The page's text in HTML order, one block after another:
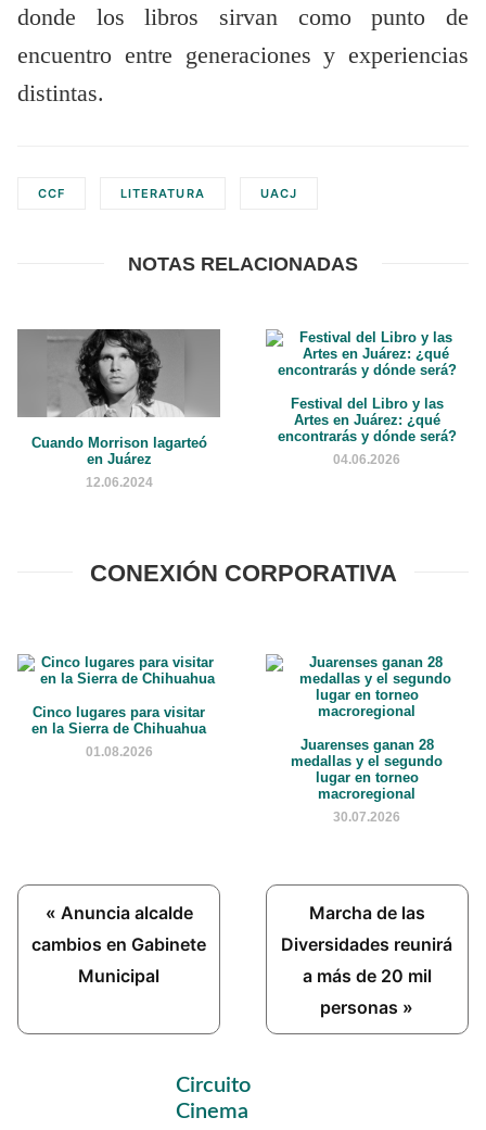
donde los libros sirvan como punto de
encuentro entre generaciones y experiencias
distintas.
CCF LITERATURA UACJ
NOTAS RELACIONADAS
Cuando Morrison lagarteó
en Juárez
12.06.2024
Festival del Libro y las
Artes en Juárez: ¿qué
encontrarás y dónde será?
04.06.2026
CONEXIÓN CORPORATIVA
Cinco lugares para visitar
en la Sierra de Chihuahua
01.08.2026
Juarenses ganan 28
medallas y el segundo
lugar en torneo
macroregional
30.07.2026
Previous
Post:
« Anuncia alcalde
cambios en Gabinete
Municipal
Next
Post:
Marcha de las
Diversidades reunirá
a más de 20 mil
personas »
Primary
Sidebar
Circuito
Cinema